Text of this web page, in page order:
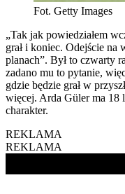
Fot. Getty Images
„Tak jak powiedziałem
grał i koniec. Odejście na
planach”. Był to czwarty
zadano mu to pytanie,
gdzie będzie grał w
więcej. Arda Güler ma 18
charakter.
REKLAMA
REKLAMA